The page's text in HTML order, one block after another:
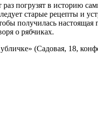
погрузят в историю
старые рецепты и
получилась настоящая
о рябчиках.
(Садовая, 18,